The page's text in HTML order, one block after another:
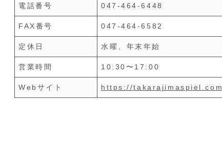
電話番号 047-464-6448
FAX番号 047-464-6582
定休日 水曜、年末年始
営業時間 10:30〜17:00
Webサイト https://takarajimaspiel.com